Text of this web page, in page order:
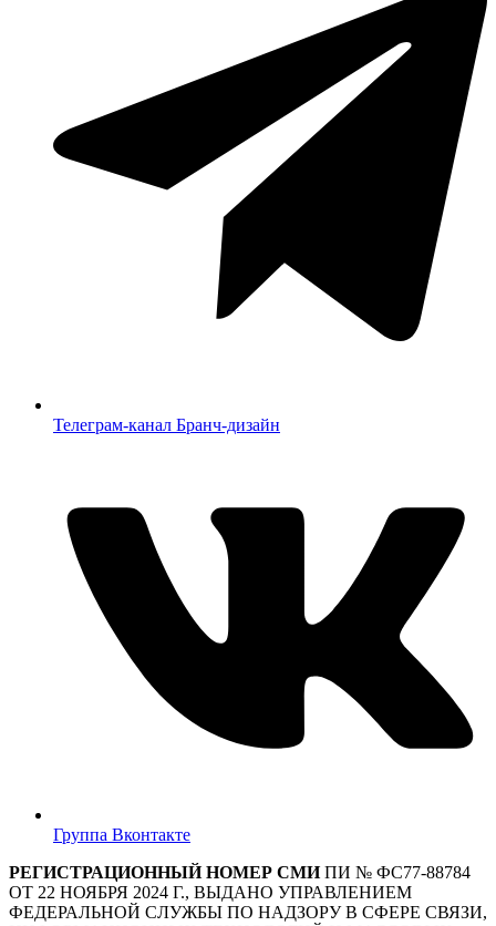
Телеграм-канал Бранч-дизайн
Группа Вконтакте
РЕГИСТРАЦИОННЫЙ НОМЕР СМИПИ № ФС77-88784
ОТ 22 НОЯБРЯ 2024 Г., ВЫДАНО УПРАВЛЕНИЕМ
ФЕДЕРАЛЬНОЙ СЛУЖБЫ ПО НАДЗОРУ В СФЕРЕ СВЯЗИ,